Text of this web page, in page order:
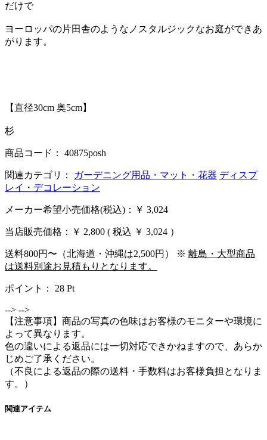
だけで
ヨーロッパの片田舎のようなノスタルジックなお庭ができあ
がります。
【直径30cm 奥5cm】
杉
商品コード： 40875posh
関連カテゴリ： ガーデニング用品・マット・花器 ディスプ
レイ・デコレーション
メーカー希望小売価格(税込)：￥ 3,024
当店販売価格： ￥ 2,800 ( 税込 ￥ 3,024 ）
送料800円〜（北海道・沖縄は2,500円） ※ 離島・大型商品
は送料別途お見積もりとなります。
ポイント： 28 Pt
--> -->
【注意事項】商品の写真の色味はお客様のモニターや環境に
よって異なります。
色の違いによる返品には一切対応できかねますので、あらか
じめご了承ください。
（不良による返品の際の送料・手数料はお客様負担となりま
す。）
関連アイテム